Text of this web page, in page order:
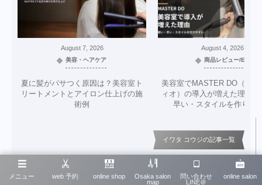
August 7, 2026
美容・ヘアケア
夏に髪がパサつく原因は？美容室ト
リートメントとアイロン仕上げの施
術例
August 4, 2026
商品レビュー/EC
美容室でMASTER DO（マ
ィオ）の導入が増えた理由
早い・スタイルを作りや
イワタ コウジの記事一覧
メニュー web 予約 online shop
Osaka salon
map
問い合わせ
LINE＠
online salon